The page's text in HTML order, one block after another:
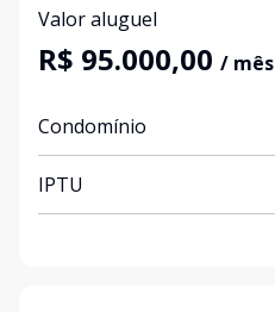
Valor aluguel
R$ 95.000,00 / mês
Condomínio
IPTU